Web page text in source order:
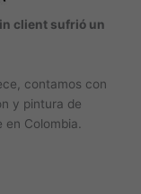
client sufrió un
contamos con
y pintura de
Colombia.